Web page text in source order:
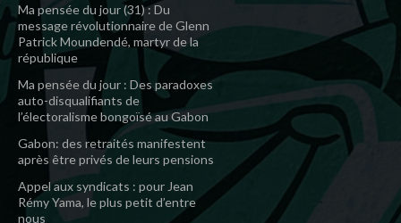
Ma pensée du jour (31) : Du
message révolutionnaire de Glenn
Patrick Moundendé, martyr de la
république
Ma pensée du jour : Des paradoxes
auto-disqualifiants de
l’électoralisme bongoïsé au Gabon
Gabon: des retraités manifestent
après être privés de leurs pensions
Appel aux syndicats : pour Jean
Rémy Yama, le plus petit d’entre
nous